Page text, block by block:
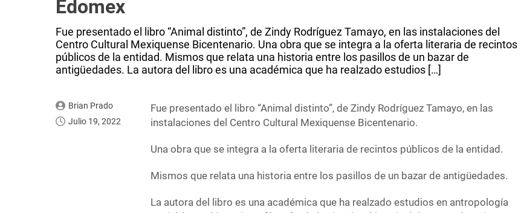
Edomex
Fue presentado el libro “Animal distinto”, de Zindy Rodríguez Tamayo, en las instalaciones del
Centro Cultural Mexiquense Bicentenario. Una obra que se integra a la oferta literaria de recintos
públicos de la entidad. Mismos que relata una historia entre los pasillos de un bazar de
antigüedades. La autora del libro es una académica que ha realzado estudios […]
Brian Prado
Julio 19, 2022
Fue presentado el libro “Animal distinto”, de Zindy Rodríguez Tamayo, en las
instalaciones del Centro Cultural Mexiquense Bicentenario.
Una obra que se integra a la oferta literaria de recintos públicos de la entidad.
Mismos que relata una historia entre los pasillos de un bazar de antigüedades.
La autora del libro es una académica que ha realzado estudios en antropología